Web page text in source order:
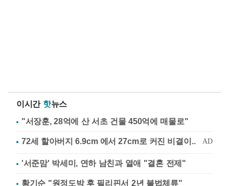
이시간 핫뉴스
"서장훈, 28억에 산 서초 건물 450억에 매물로"
'서준맘' 박세미, 연하 남친과 열애 "결혼 전제"
황기순 "원정도박 후 필리핀서 2년 불법체류"